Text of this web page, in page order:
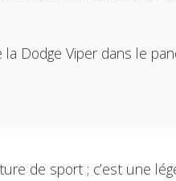
Dodge Viper dans le
de sport ; c’est une